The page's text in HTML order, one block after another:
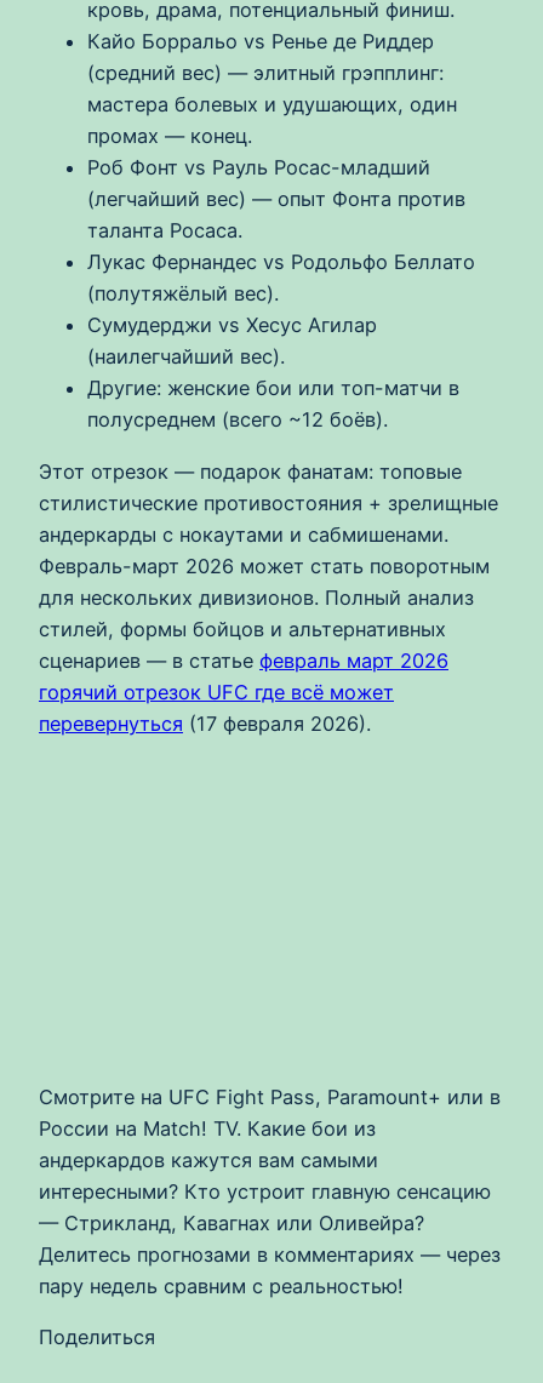
кровь, драма, потенциальный финиш.
Кайо Борральо vs Ренье де Риддер
(средний вес) — элитный грэпплинг:
мастера болевых и удушающих, один
промах — конец.
Роб Фонт vs Рауль Росас-младший
(легчайший вес) — опыт Фонта против
таланта Росаса.
Лукас Фернандес vs Родольфо Беллато
(полутяжёлый вес).
Сумудерджи vs Хесус Агилар
(наилегчайший вес).
Другие: женские бои или топ-матчи в
полусреднем (всего ~12 боёв).
Этот отрезок — подарок фанатам: топовые
стилистические противостояния + зрелищные
андеркарды с нокаутами и сабмишенами.
Февраль-март 2026 может стать поворотным
для нескольких дивизионов. Полный анализ
стилей, формы бойцов и альтернативных
сценариев — в статье февраль март 2026
горячий отрезок UFC где всё может
перевернуться (17 февраля 2026).
Смотрите на UFC Fight Pass, Paramount+ или в
России на Match! TV. Какие бои из
андеркардов кажутся вам самыми
интересными? Кто устроит главную сенсацию
— Стрикланд, Кавагнах или Оливейра?
Делитесь прогнозами в комментариях — через
пару недель сравним с реальностью!
Поделиться